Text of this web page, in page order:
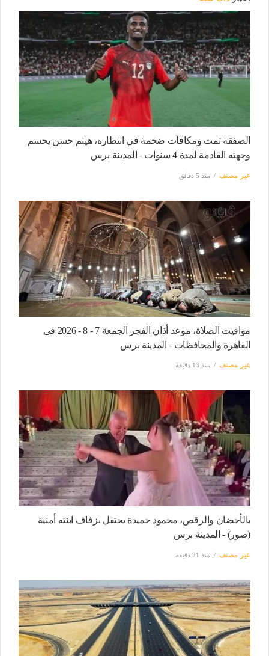
الصفقة تمت ومكافآت ضخمة في انتظاره، هيثم حسن يحسم
وجهته القادمة لمدة 4 سنوات - المدينة برس
غير مصنف منذ 5 دقائق
مواقيت الصلاة، موعد أذان الفجر الجمعة 7 - 8 - 2026 في
القاهرة والمحافظات - المدينة برس
غير مصنف منذ 13 دقيقة
بالأحضان والرقص، محمود حميدة يحتفل بزفاف ابنته أمنية
(صور) - المدينة برس
غير مصنف منذ 21 دقيقة